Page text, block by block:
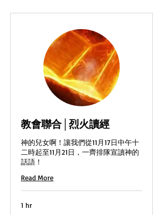
教會聯合│烈火讀經
神的兒女啊！讓我們從11月17日中午十
二時起至11月21日，一齊排隊宣讀神的
話語！
Read More
1 hr